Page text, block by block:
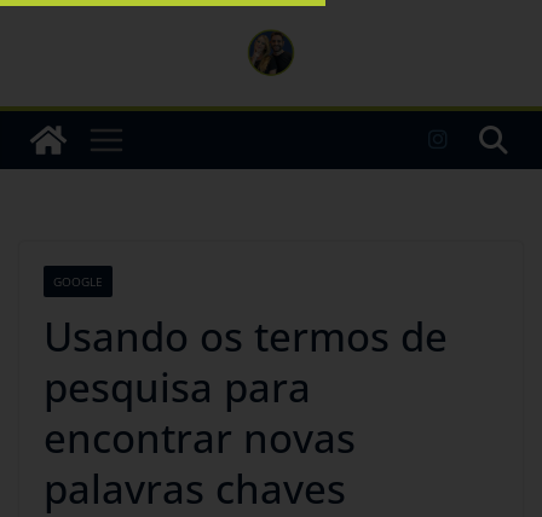
GOOGLE
Usando os termos de
pesquisa para
encontrar novas
palavras chaves